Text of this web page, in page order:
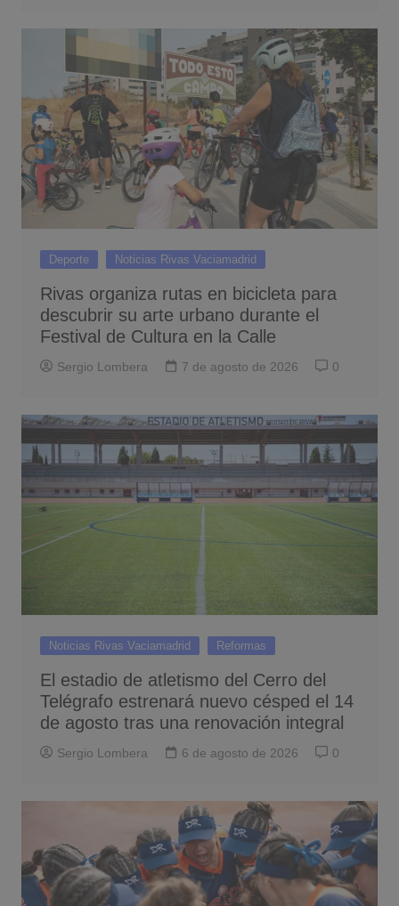
Deporte Noticias Rivas Vaciamadrid
Rivas organiza rutas en bicicleta para
descubrir su arte urbano durante el
Festival de Cultura en la Calle
Sergio Lombera 7 de agosto de 2026 0
Noticias Rivas Vaciamadrid Reformas
El estadio de atletismo del Cerro del
Telégrafo estrenará nuevo césped el 14
de agosto tras una renovación integral
Sergio Lombera 6 de agosto de 2026 0